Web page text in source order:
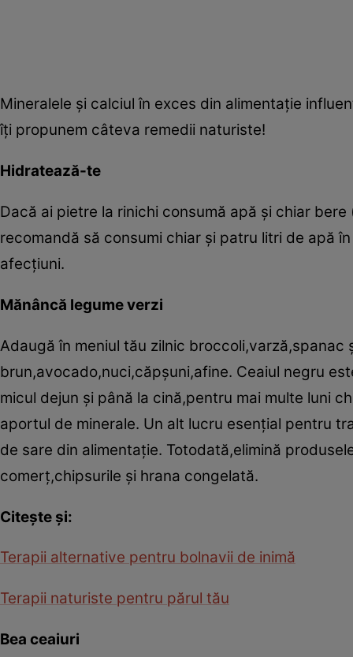
Mineralele şi calciul în exces din alimentaţie
îţi propunem câteva remedii naturiste!
Hidratează-te
Dacă ai pietre la rinichi consumă apă şi chiar
recomandă să consumi chiar şi patru litri de apă
afecţiuni.
Mănâncă legume verzi
Adaugă în meniul tău zilnic
brun,avocado,nuci,căpşuni,afine. Ceaiul negru
micul dejun şi până la cină,pentru mai multe luni
aportul de minerale. Un alt lucru esenţial pentru
de sare din alimentaţie. Totodată,elimină
comerţ,chipsurile şi hrana congelată.
Citeşte şi:
Terapii alternative pentru bolnavii de inimă
Terapii naturiste pentru părul tău
Bea ceaiuri